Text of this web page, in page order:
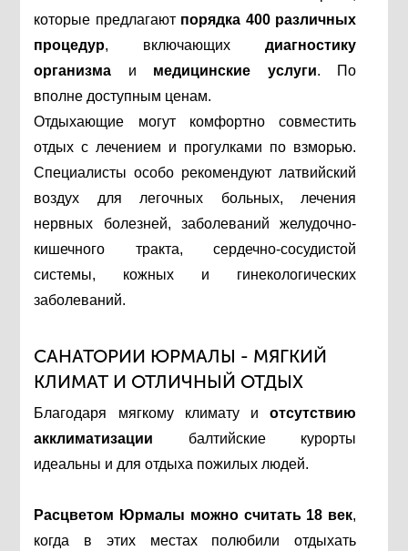
которые предлагают порядка 400 различных
процедур, включающихдиагностику
организма и медицинские услуги. По
вполне доступным ценам.
Отдыхающие могут комфортно совместить
отдых с лечением и прогулками по взморью.
Специалисты особо рекомендуют латвийский
воздух для легочных больных, лечения
нервных болезней, заболеваний желудочно-
кишечного тракта, сердечно-сосудистой
системы, кожных и гинекологических
заболеваний.
САНАТОРИИ ЮРМАЛЫ - МЯГКИЙ
КЛИМАТ И ОТЛИЧНЫЙ ОТДЫХ
Благодаря мягкому климату иотсутствию
акклиматизации балтийские курорты
идеальны и для отдыха пожилых людей.
Расцветом Юрмалы можно считать 18 век,
когда в этих местах полюбили отдыхать